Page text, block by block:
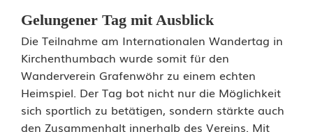
s
i
e
g
t
Gelungener Tag mit Ausblick
Die Teilnahme am Internationalen Wandertag in
Kirchenthumbach wurde somit für den
Wanderverein Grafenwöhr zu einem echten
Heimspiel. Der Tag bot nicht nur die Möglichkeit
sich sportlich zu betätigen, sondern stärkte auch
den Zusammenhalt innerhalb des Vereins. Mit